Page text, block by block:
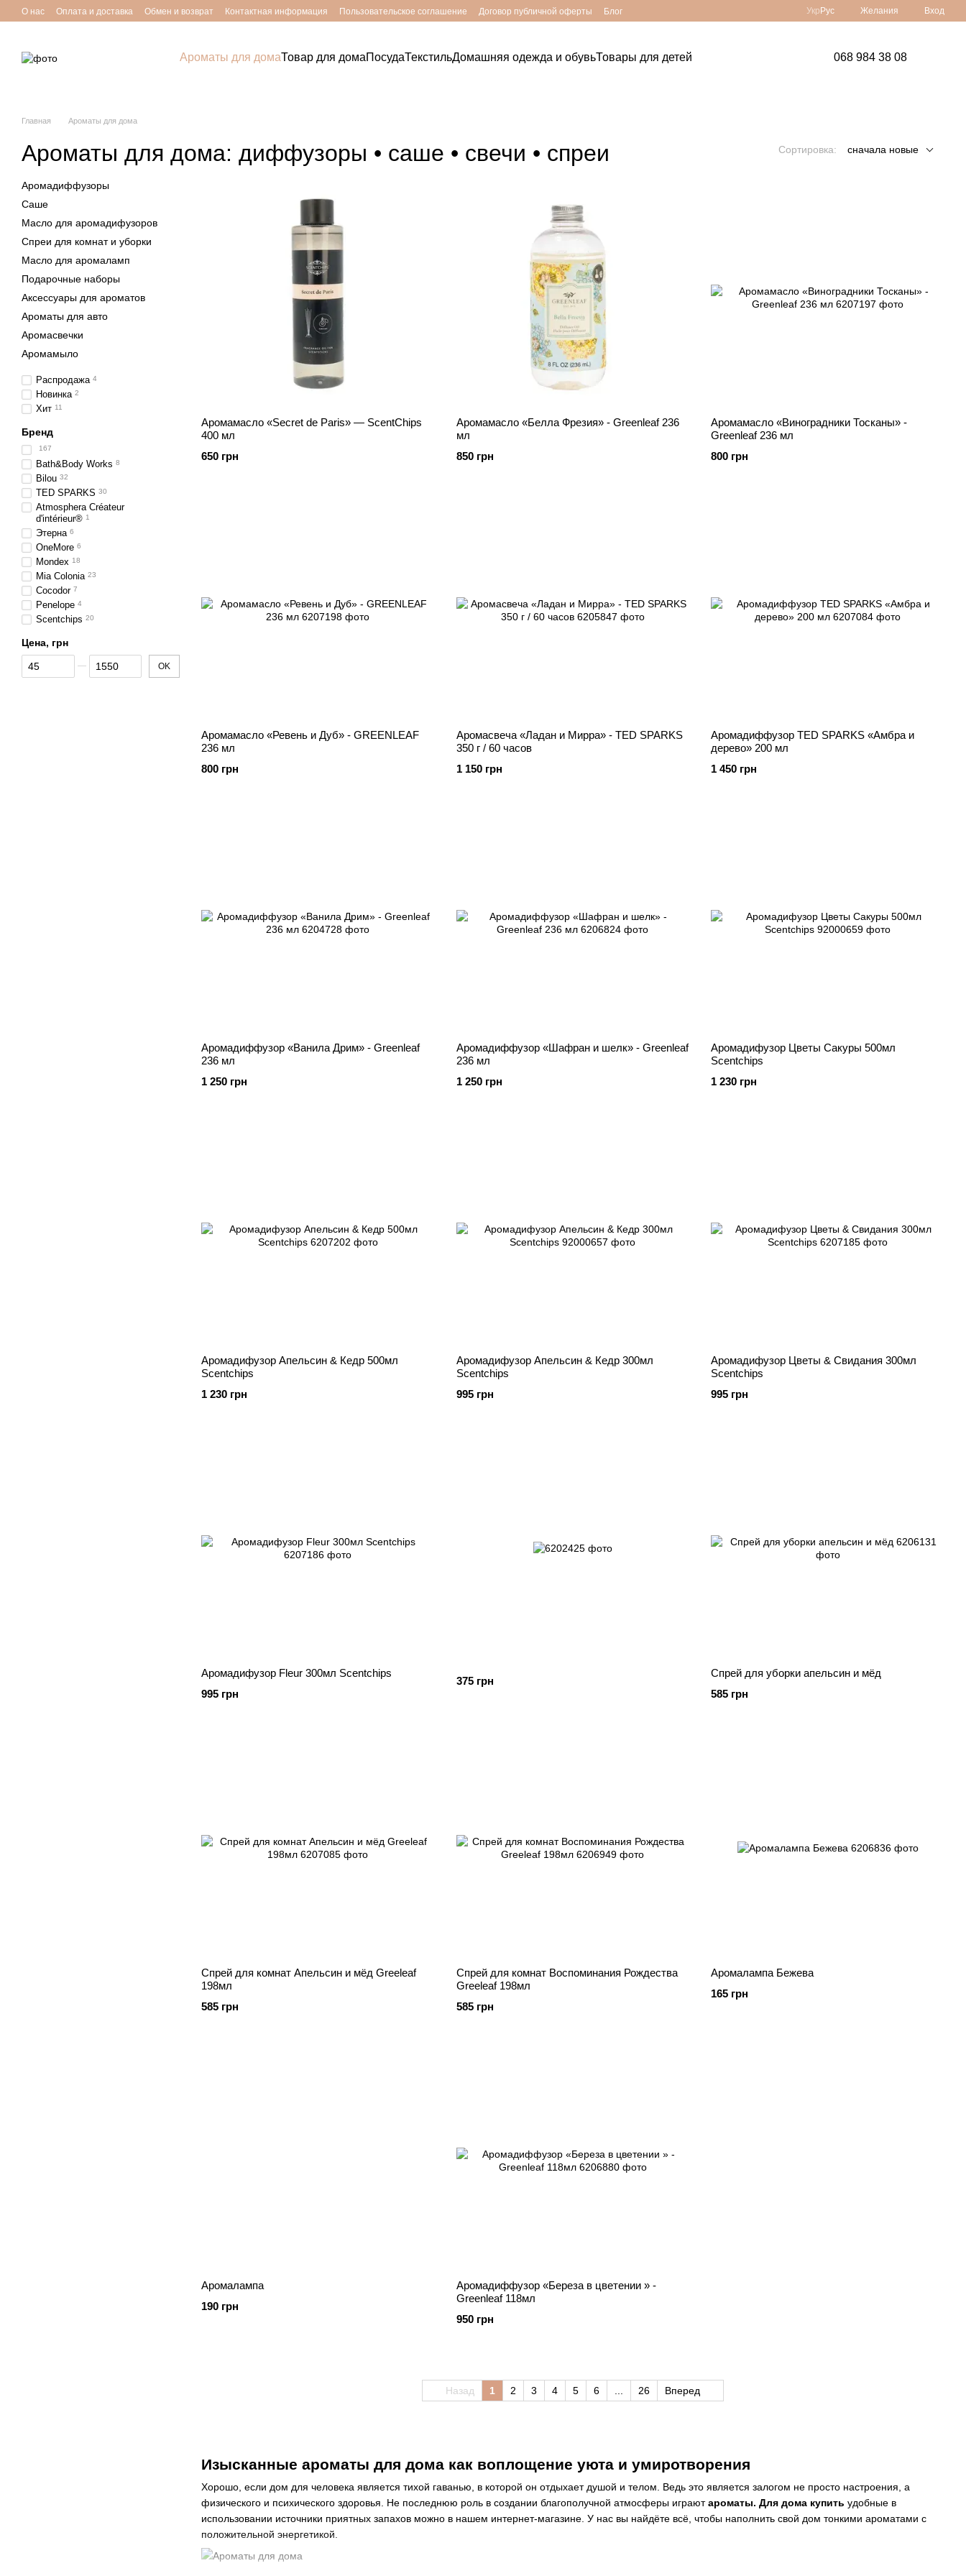
Перейти к основному контенту
О нас Оплата и доставка Обмен и возврат Контактная информация Пользовательское соглашение Договор публичной оферты Блог Укр Рус Желания Вход
Ароматы для домаТовар для домаПосудаТекстильДомашняя одежда и обувьТовары для детей 068 984 38 08
Главная Ароматы для дома
Ароматы для дома: диффузоры • саше • свечи • спреи Сортировка: сначала новые
Изысканные ароматы для дома как воплощение уюта и умиротворения
Хорошо, если дом для человека является тихой гаванью, в которой он отдыхает душой и телом. Ведь это является залогом не просто настроения, а
физического и психического здоровья. Не последнюю роль в создании благополучной атмосферы играютароматы. Для дома купить удобные в
использовании источники приятных запахов можно в нашем интернет-магазине. У нас вы найдёте всё, чтобы наполнить свой дом тонкими ароматами с
положительной энергетикой.
Аромамасло «Secret de Paris» — ScentChips
400 мл
650 грн
Аромамасло «Белла Фрезия» - Greenleaf 236
мл
850 грн
Аромамасло «Виноградники Тосканы» -
Greenleaf 236 мл
800 грн
Аромамасло «Ревень и Дуб» - GREENLEAF
236 мл
800 грн
Аромасвеча «Ладан и Мирра» - TED SPARKS
350 г / 60 часов
1 150 грн
Аромадиффузор TED SPARKS «Амбра и
дерево» 200 мл
1 450 грн
Аромадиффузор «Ванила Дрим» - Greenleaf
236 мл
1 250 грн
Аромадиффузор «Шафран и шелк» - Greenleaf
236 мл
1 250 грн
Аромадифузор Цветы Сакуры 500мл
Scentchips
1 230 грн
Аромадифузор Апельсин & Кедр 500мл
Scentchips
1 230 грн
Аромадифузор Апельсин & Кедр 300мл
Scentchips
995 грн
Аромадифузор Цветы & Свидания 300мл
Scentchips
995 грн
Аромадифузор Fleur 300мл Scentchips
995 грн
375 грн
Спрей для уборки апельсин и мёд
585 грн
Спрей для комнат Апельсин и мёд Greeleaf
198мл
585 грн
Спрей для комнат Воспоминания Рождества
Greeleaf 198мл
585 грн
Аромалампа Бежева
165 грн
Аромалампа
190 грн
Аромадиффузор «Береза в цветении » -
Greenleaf 118мл
950 грн
Назад 1 2 3 4 5 6 26 Вперед
Аромадиффузоры
Саше
Масло для аромадифузоров
Спреи для комнат и уборки
Масло для аромаламп
Подарочные наборы
Аксессуары для ароматов
Ароматы для авто
Аромасвечки
Аромамыло
Распродажа 4
Новинка 2
Хит 11
Бренд
167
Bath&Body Works 8
Bilou 32
TED SPARKS 30
Atmosphera Créateur
d'intérieur® 1
Этерна 6
OneMore 6
Mondex 18
Mia Colonia 23
Cocodor 7
Penelope 4
Scentchips 20
Цена, грн
От Цена, грн
До Цена, грн OK